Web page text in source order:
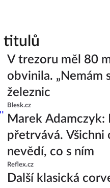
titulů
V trezoru měl 80
obvinila. „Nemám
železnic
Blesk.cz
Marek Adamczyk:
přetrvává. Všichni
nevědí, co s ním
Reflex.cz
Další klasická